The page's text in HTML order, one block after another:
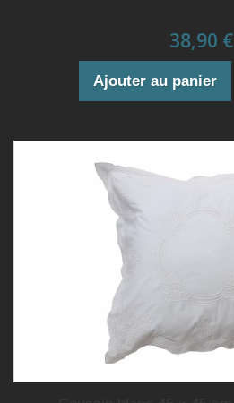
38,90 €
Ajouter au panier